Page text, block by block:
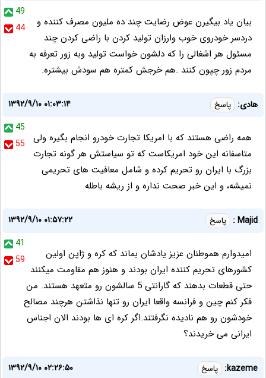
49
44
بیان یاد بیگیرن عوض رضایت چند ده ملیون مصرف کننده و
دردسر خودروی خوب وارزان تولید کردن با راضی کردن چند
مسئول هر اشغالی را که دلشون خواست تولید وبه زور تعرفه به
مردم زور چپون کنند .هم خرجش کمتره هم سودش بیشتره.
هادی: پاسخ
۱۳۹۲/۹/۱۰ ۰۱:۰۳:۱۴
45
55
همه راضی هستند که با امریکا تجارت خودرو انجام بگیره ولی
متاسفانه این خود امریکاست که تو سیاستش هر گونه تجارت
بزرگ با ایران رو تحریم کرده و شامل معافیت های تحریمی
نمیشه، و این خبر صحت نداره و از ریشه باطله
Majid : پاسخ
۱۳۹۲/۹/۱۰ ۰۱:۵۷:۲۲
41
59
امیدوارم هموطنان عزیز یادشان بماند که کره و ژاپن اولین
کشورهای تحریم کننده ایران بودند و هنوز هم مقاومت میکنند
حتی قطعات بدهند که گارانتی 5 سالشون رو متعهد هستند. من
فکر کنم چین و فرانسه واقعا ایران رو تنها نذاشتن هرچند مصالح
خودشون رو هم نادیده نگرفتند.اگر کره ای ها بودند الان اجناس
ایرانی می خریدند؟
kazeme: پاسخ
۱۳۹۲/۹/۱۰ ۰۲:۲۶:۵۰